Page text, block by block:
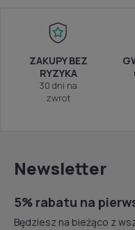
ZAKUPY BEZ
RYZYKA
30 dni na
zwrot
Newsletter
5% rabatu na
Będziesz na bieżąco z